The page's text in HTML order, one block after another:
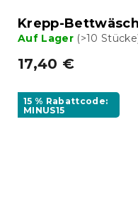
Krepp-
Auf Lager (>10
17,40 €
15 % Rabattcode:
MINUS15